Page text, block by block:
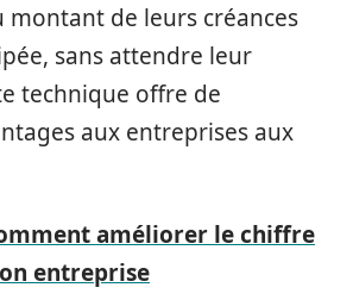
montant de leurs créances
sans attendre leur
technique offre de
aux entreprises aux
améliorer le chiffre
entreprise